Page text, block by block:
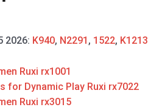
2026: K940, N2291 , 1522, K1213
Ruxi rx1001
for Dynamic Play Ruxi rx7022
Ruxi rx3015